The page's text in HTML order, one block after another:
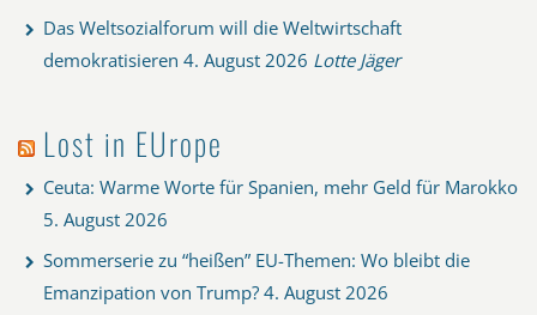
Das Weltsozialforum will die Weltwirtschaft
demokratisieren 4. August 2026 Lotte Jäger
Lost in EUrope
Ceuta: Warme Worte für Spanien, mehr Geld für Marokko
5. August 2026
Sommerserie zu “heißen” EU-Themen: Wo bleibt die
Emanzipation von Trump? 4. August 2026